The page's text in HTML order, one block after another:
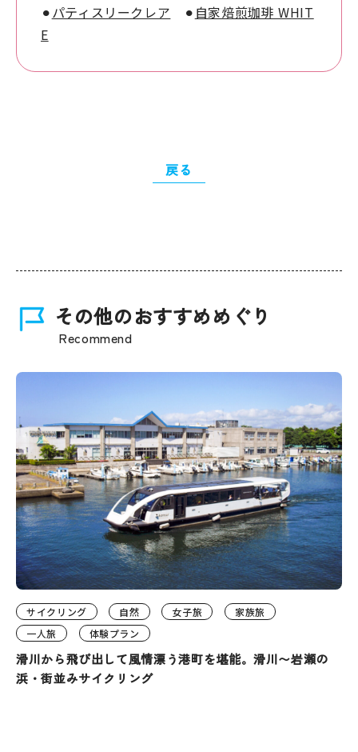
⚫︎パティスリークレア ⚫︎ 自家焙煎珈琲 WHIT
E
戻る
その他のおすすめめぐり
Recommend
サイクリング 自然 女子旅
家族旅
一人旅
体験プラン
滑川から飛び出して風情漂う港町を堪能。滑川〜岩瀬の
浜・街並みサイクリング